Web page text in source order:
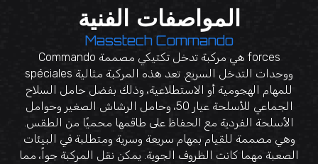
المواصفات الفنية
Masstech Commando
Commando هي مركبة تدخل تكتيكي مصممة forces
spéciales ووحدات التدخل السريع. تعد هذه المركبة مثالية
للمهام الهجومية أو الاستطلاعية، وذلك بفضل حامل السلاح
الجماعي للأسلحة عيار 50، وحامل الرشاش الصغير وحوامل
الأسلحة الفردية مع الحفاظ على طاقمها محميًا من الطقس.
وهي مصممة للقيام بمهام سريعة وسرية ومتطلبة في البيئات
الصعبة مهما كانت الظروف الجوية. يمكن نقل المركبة جواً، مما